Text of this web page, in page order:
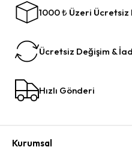
1000 ₺ Üzeri Ücretsiz
Ücretsiz Değişim &
Hızlı Gönderi
Kurumsal